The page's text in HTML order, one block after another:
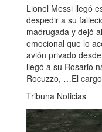
Lionel Messi llegó
despedir a su
madrugada y dejó
emocional que lo
avión privado
llegó a su Rosario
Rocuzzo, …El
Tribuna Noticias